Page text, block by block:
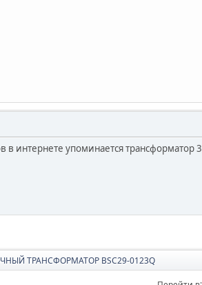
интернете упоминается трансформатор
ТРАНСФОРМАТОР BSC29-0123Q